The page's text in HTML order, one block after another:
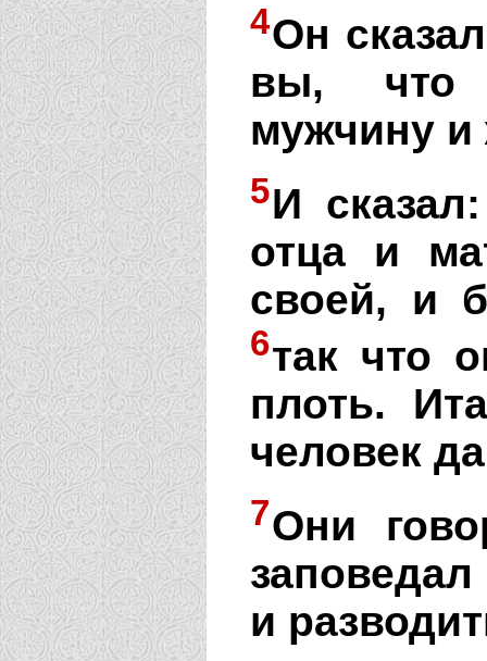
4Он
вы, что
мужчину и
5И
отца и
своей, и
6так что
плоть.
человек
7Они
и